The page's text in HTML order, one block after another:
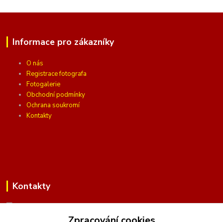
Informace pro zákazníky
O nás
Registrace fotografa
Fotogalerie
Obchodní podmínky
Ochrana soukromí
Kontakty
Kontakty
(Po-Pá, 10 - 16 hod.)